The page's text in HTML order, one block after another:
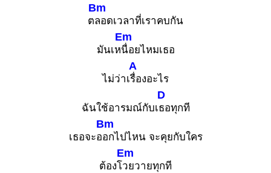
ต
Bm
ลอดเวลาที่เราคบกัน
มันเห
Em
นื่อยไหมเธอ
ไม่ว่าเ
A
รื่องอะไร
ฉันใช้อารมณ์กับเ
D
ธอทุกที
เธอจะอ
Bm
อกไปไหน จะคุยกับใคร
ต้องโ
Em
วยวายทุกที